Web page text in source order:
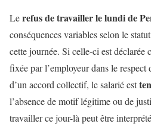
Lerefus de travailler le lundi de
conséquences variables selon le
cette journée. Si celle-ci est déclarée
fixée par l’employeur dans le
d’un accord collectif, le salarié est
l’absence de motif légitime ou de
travailler ce jour-là peut être